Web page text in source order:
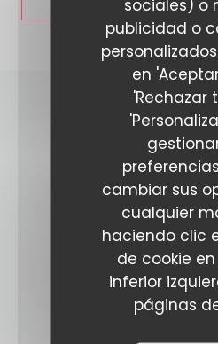
sociales) o
publicidad o
en
'Rechazar
cambiar sus
cualquier
haciendo clic
de cookie
inferior
páginas